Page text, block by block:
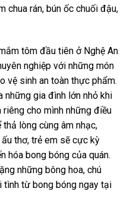
chua rán, bún ốc chuối đậu,
tôm đầu tiên ở Nghệ An
nghiệp với những món
vệ sinh an toàn thực phẩm.
những gia đình lớn nhỏ khi
riêng cho mình những điều
lòng cùng âm nhạc,
thơ, trẻ em sẽ cực kỳ
hóa bong bóng của quán.
những bông hoa, chú
tình từ bong bóng ngay tại